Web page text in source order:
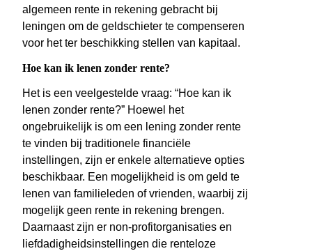
algemeen rente in rekening gebracht bij
leningen om de geldschieter te compenseren
voor het ter beschikking stellen van kapitaal.
Hoe kan ik lenen zonder rente?
Het is een veelgestelde vraag: “Hoe kan ik
lenen zonder rente?” Hoewel het
ongebruikelijk is om een lening zonder rente
te vinden bij traditionele financiële
instellingen, zijn er enkele alternatieve opties
beschikbaar. Een mogelijkheid is om geld te
lenen van familieleden of vrienden, waarbij zij
mogelijk geen rente in rekening brengen.
Daarnaast zijn er non-profitorganisaties en
liefdadigheidsinstellingen die renteloze